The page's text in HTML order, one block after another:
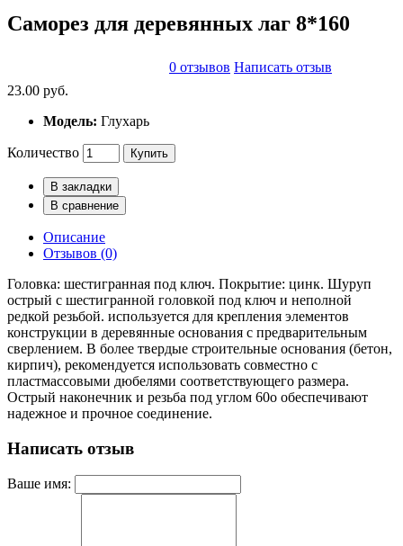
Саморез для деревянных лаг 8*160
0 отзывов Написать отзыв
23.00 руб.
Модель: Глухарь
Количество Купить
В закладки
В сравнение
Описание
Отзывов (0)
Головка: шестигранная под ключ. Покрытие: цинк. Шуруп
острый с шестигранной головкой под ключ и неполной
редкой резьбой. используется для крепления элементов
конструкции в деревянные основания с предварительным
сверлением. В более твердые строительные основания (бетон,
кирпич), рекомендуется использовать совместно с
пластмассовыми дюбелями соответствующего размера.
Острый наконечник и резьба под углом 60о обеспечивают
надежное и прочное соединение.
Написать отзыв
Ваше имя: